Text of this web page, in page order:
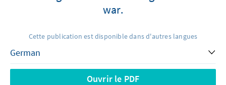
war.
Cette publication est disponible dans d'autres langues
Ouvrir le PDF